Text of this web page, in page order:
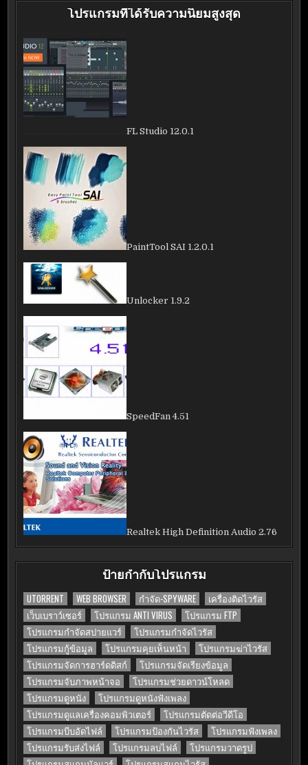
โปรแกรมที่ได้รับความนิยมสูงสุด
FL Studio 12.0.1
PaintTool SAI 1.2.0.1
Unlocker 1.9.2
SpeedFan 4.51
Realtek High Definition Audio 2.76
ป้ายกำกับโปรแกรม
UTORRENT WEB BROWSER กำจัด-SPYWARE
เครื่องติดไวรัส
เว็บเบราว์เซอร์
โปรแกรม ANTI VIRUS
โปรแกรม FTP
โปรแกรมกำจัดสปายแวร์
โปรแกรมกำจัดไวรัส
โปรแกรมกู้ข้อมูล
โปรแกรมคุยเห็นหน้า
โปรแกรมฆ่าไวรัส
โปรแกรมจัดการฮาร์ดดิสก์
โปรแกรมจัดเรียงข้อมูล
โปรแกรมจับภาพหน้าจอ
โปรแกรมช่วยดาวน์โหลด
โปรแกรมดูหนัง
โปรแกรมดูหนังฟังเพลง
โปรแกรมดูแลเครื่องคอมพิวเตอร์
โปรแกรมตัดต่อวีดีโอ
โปรแกรมบีบอัดไฟล์
โปรแกรมป้องกันไวรัส
โปรแกรมฟังเพลง
โปรแกรมรับส่งไฟล์
โปรแกรมลบไฟล์
โปรแกรมวาดรูป